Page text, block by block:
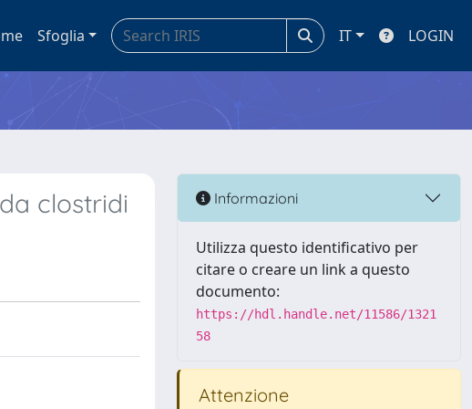
Sfoglia IT LOGIN
clostridi Informazioni
Utilizza questo identificativo per
citare o creare un link a questo
documento:
https://hdl.handle.net/11586/1321
58
Attenzione